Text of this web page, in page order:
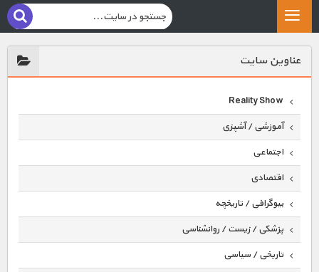
عناوين سايت
Reality Show
آموزشی / آشپزی
اجتماعی
اقتصادی
بیوگرافی / تاریخچه
پزشکی / زیست / روانشناسی
تاریخی / سیاسی